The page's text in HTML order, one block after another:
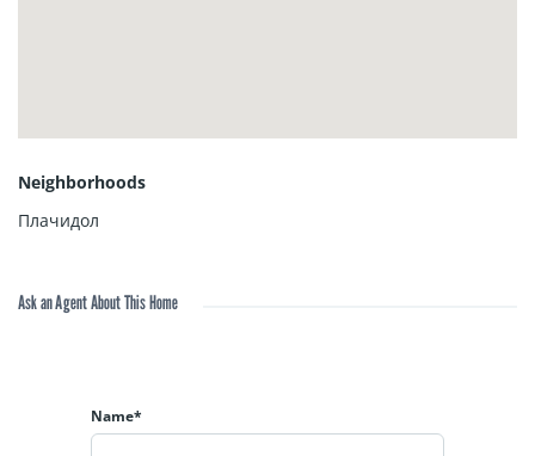
Neighborhoods
Плачидол
Ask an Agent About This Home
Name*